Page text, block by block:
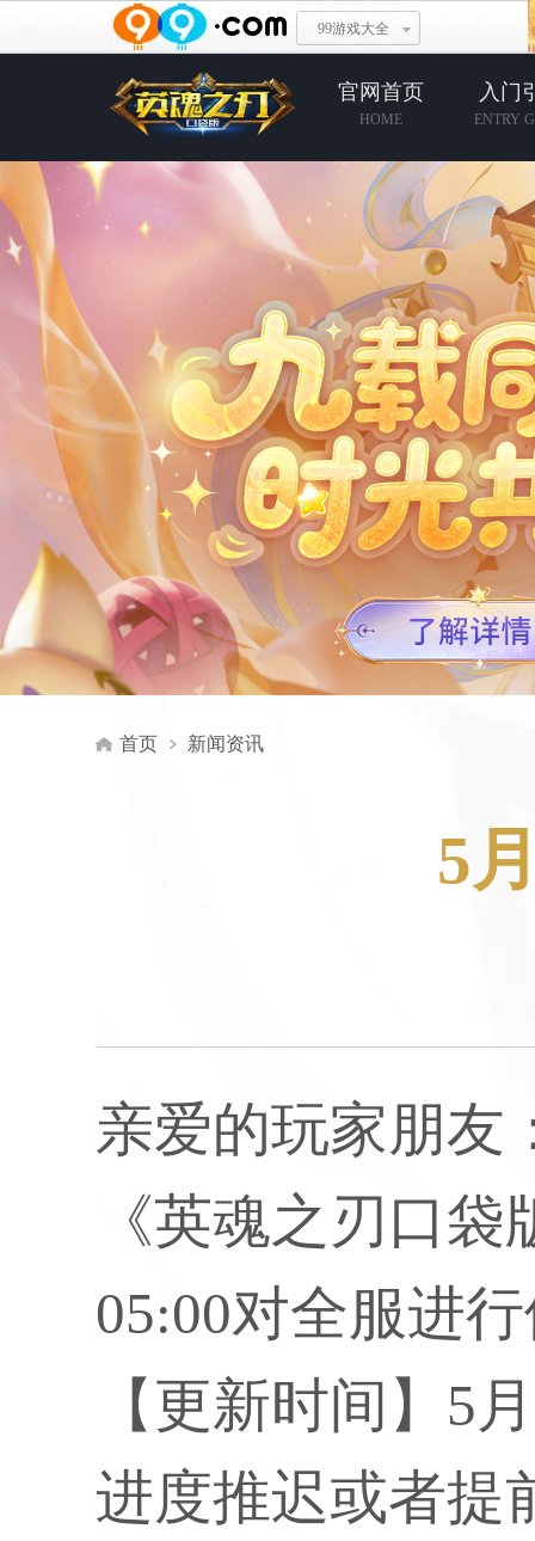
99游戏大全
官网首页
HOME
入门
ENTRY
助手
首页 新闻资讯
5
亲爱的玩家朋友
《英魂之刃口
05:00对全服进
【更新时间】5
进度推迟或者提